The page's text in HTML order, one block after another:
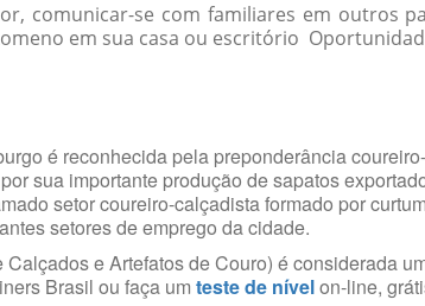
comunicar-se com familiares em outros
em sua casa ou escritório
é reconhecida pela preponderância
sua importante produção de sapatos
setor coureiro-calçadista formado por
setores de emprego da cidade.
e Artefatos de Couro) é considerada
Brasil ou faça um teste de nívelon-line,